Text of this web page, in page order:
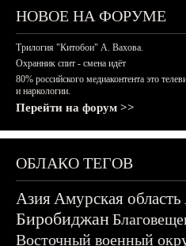
НОВОЕ НА ФОРУМЕ
Трилогия "Китобои" А. Вахова.
Охранник спит - смена идёт
80% российского медиаконтента это
и наркологии.
Перейти на форум >>
ОБЛАКО ТЕГОВ
АзияАмурская область
Биробиджан
Восточный военный